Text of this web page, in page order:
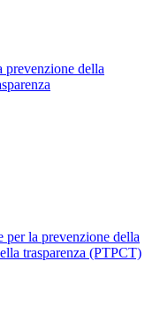
prevenzione della
per la prevenzione della
trasparenza (PTPCT)